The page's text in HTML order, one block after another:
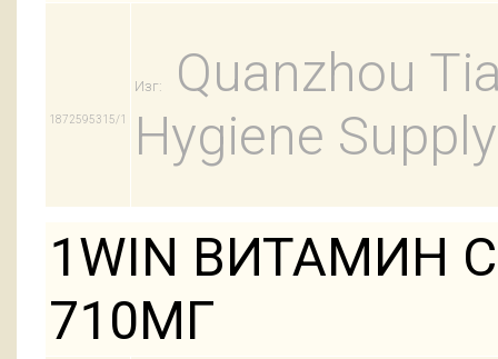
1872595315/1
Изг:
Quanzhou
Hygiene
1WIN ВИТАМИН
710МГ